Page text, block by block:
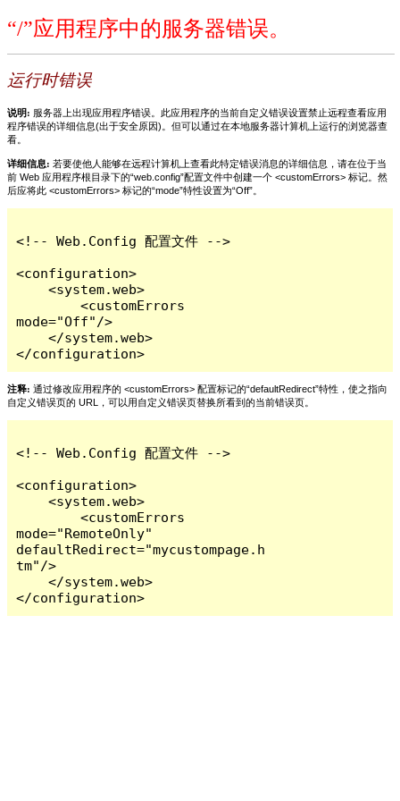
“/”应用程序中的服务器错误。
运行时错误
说明: 服务器上出现应用程序错误。此应用程序的当前自定义错误设置禁止远程查看应用
程序错误的详细信息(出于安全原因)。但可以通过在本地服务器计算机上运行的浏览器查
看。
详细信息: 若要使他人能够在远程计算机上查看此特定错误消息的详细信息，请在位于当
前 Web 应用程序根目录下的“web.config”配置文件中创建一个 <customErrors> 标记。然
后应将此 <customErrors> 标记的“mode”特性设置为“Off”。
<!-- Web.Config 配置文件 -->
<configuration>
    <system.web>
        <customErrors
mode="Off"/>
    </system.web>
</configuration>
注释: 通过修改应用程序的 <customErrors> 配置标记的“defaultRedirect”特性，使之指向
自定义错误页的 URL，可以用自定义错误页替换所看到的当前错误页。
<!-- Web.Config 配置文件 -->
<configuration>
    <system.web>
        <customErrors
mode="RemoteOnly"
defaultRedirect="mycustompage.h
tm"/>
    </system.web>
</configuration>